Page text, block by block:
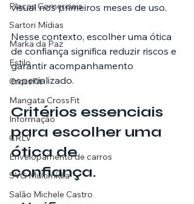
Placas Comerciais
Sartori Mídias
Marka da Paz
Estilo
CrossFit
Mangata CrossFit
Informação
CRLV
Envelopamento de carros
SVG Multimídia
Salão Michele Castro
visual nos primeiros meses de uso.
Nesse contexto, escolher uma ótica
de confiança significa reduzir riscos e
garantir acompanhamento
especializado.
Critérios essenciais
para escolher uma
ótica de
confiança.